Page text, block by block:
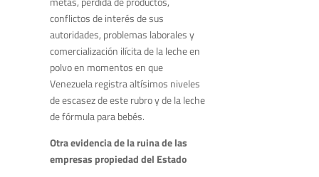
conflictos de interés de sus
autoridades, problemas laborales y
comercialización ilícita de la leche en
polvo en momentos en que
Venezuela registra altísimos niveles
de escasez de este rubro y de la leche
de fórmula para bebés.
Otra evidencia de la ruina de las
empresas propiedad del Estado